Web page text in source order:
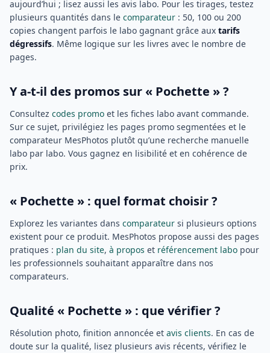
aujourd’hui ; lisez aussi les avis labo. Pour les tirages, testez
plusieurs quantités dans le comparateur : 50, 100 ou 200
copies changent parfois le labo gagnant grâce aux tarifs
dégressifs. Même logique sur les livres avec le nombre de
pages.
Y a-t-il des promos sur « Pochette » ?
Consultez codes promo et les fiches labo avant commande.
Sur ce sujet, privilégiez les pages promo segmentées et le
comparateur MesPhotos plutôt qu’une recherche manuelle
labo par labo. Vous gagnez en lisibilité et en cohérence de
prix.
« Pochette » : quel format choisir ?
Explorez les variantes dans comparateur si plusieurs options
existent pour ce produit. MesPhotos propose aussi des pages
pratiques : plan du site, à propos et référencement labo pour
les professionnels souhaitant apparaître dans nos
comparateurs.
Qualité « Pochette » : que vérifier ?
Résolution photo, finition annoncée et avis clients. En cas de
doute sur la qualité, lisez plusieurs avis récents, vérifiez le